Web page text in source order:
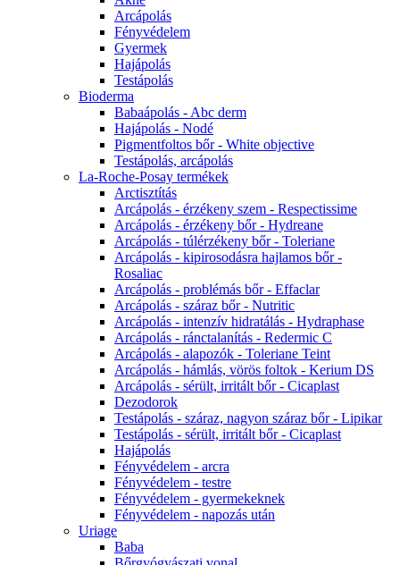
Arcápolás
Fényvédelem
Gyermek
Hajápolás
Testápolás
Bioderma
Babaápolás - Abc derm
Hajápolás - Nodé
Pigmentfoltos bőr - White objective
Testápolás, arcápolás
La-Roche-Posay termékek
Arctisztítás
Arcápolás - érzékeny szem - Respectissime
Arcápolás - érzékeny bőr - Hydreane
Arcápolás - túlérzékeny bőr - Toleriane
Arcápolás - kipirosodásra hajlamos bőr -
Rosaliac
Arcápolás - problémás bőr - Effaclar
Arcápolás - száraz bőr - Nutritic
Arcápolás - intenzív hidratálás - Hydraphase
Arcápolás - ránctalanítás - Redermic C
Arcápolás - alapozók - Toleriane Teint
Arcápolás - hámlás, vörös foltok - Kerium DS
Arcápolás - sérült, irritált bőr - Cicaplast
Dezodorok
Testápolás - száraz, nagyon száraz bőr - Lipikar
Testápolás - sérült, irritált bőr - Cicaplast
Hajápolás
Fényvédelem - arcra
Fényvédelem - testre
Fényvédelem - gyermekeknek
Fényvédelem - napozás után
Uriage
Baba